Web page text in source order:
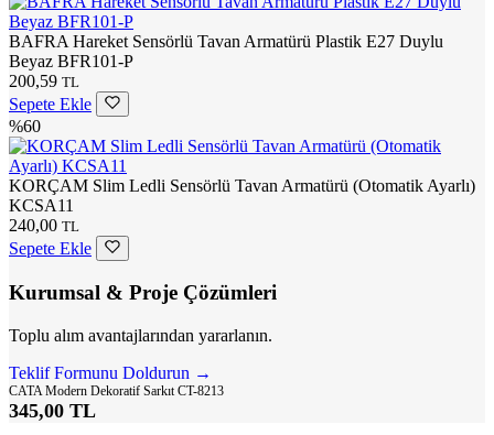
BAFRA Hareket Sensörlü Tavan Armatürü Plastik E27 Duylu
Beyaz BFR101-P
200,59 TL
Sepete Ekle
%60
KORÇAM Slim Ledli Sensörlü Tavan Armatürü (Otomatik Ayarlı)
KCSA11
240,00 TL
Sepete Ekle
Kurumsal & Proje Çözümleri
Toplu alım avantajlarından yararlanın.
Teklif Formunu Doldurun →
CATA Modern Dekoratif Sarkıt CT-8213
345,00 TL